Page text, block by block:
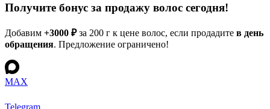
Получите бонус за продажу волос сегодня!
Добавим +3000 ₽за 200 г к цене волос, если продадите в день
обращения. Предложение ограничено!
MAX
Telegram